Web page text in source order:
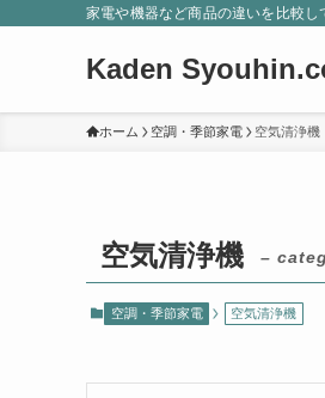
家電や機器など商品の違いを比較し
Kaden
ホーム 空調・季節家電 空気清浄機
空気清浄機 –
空調・季節家電 空気清浄機